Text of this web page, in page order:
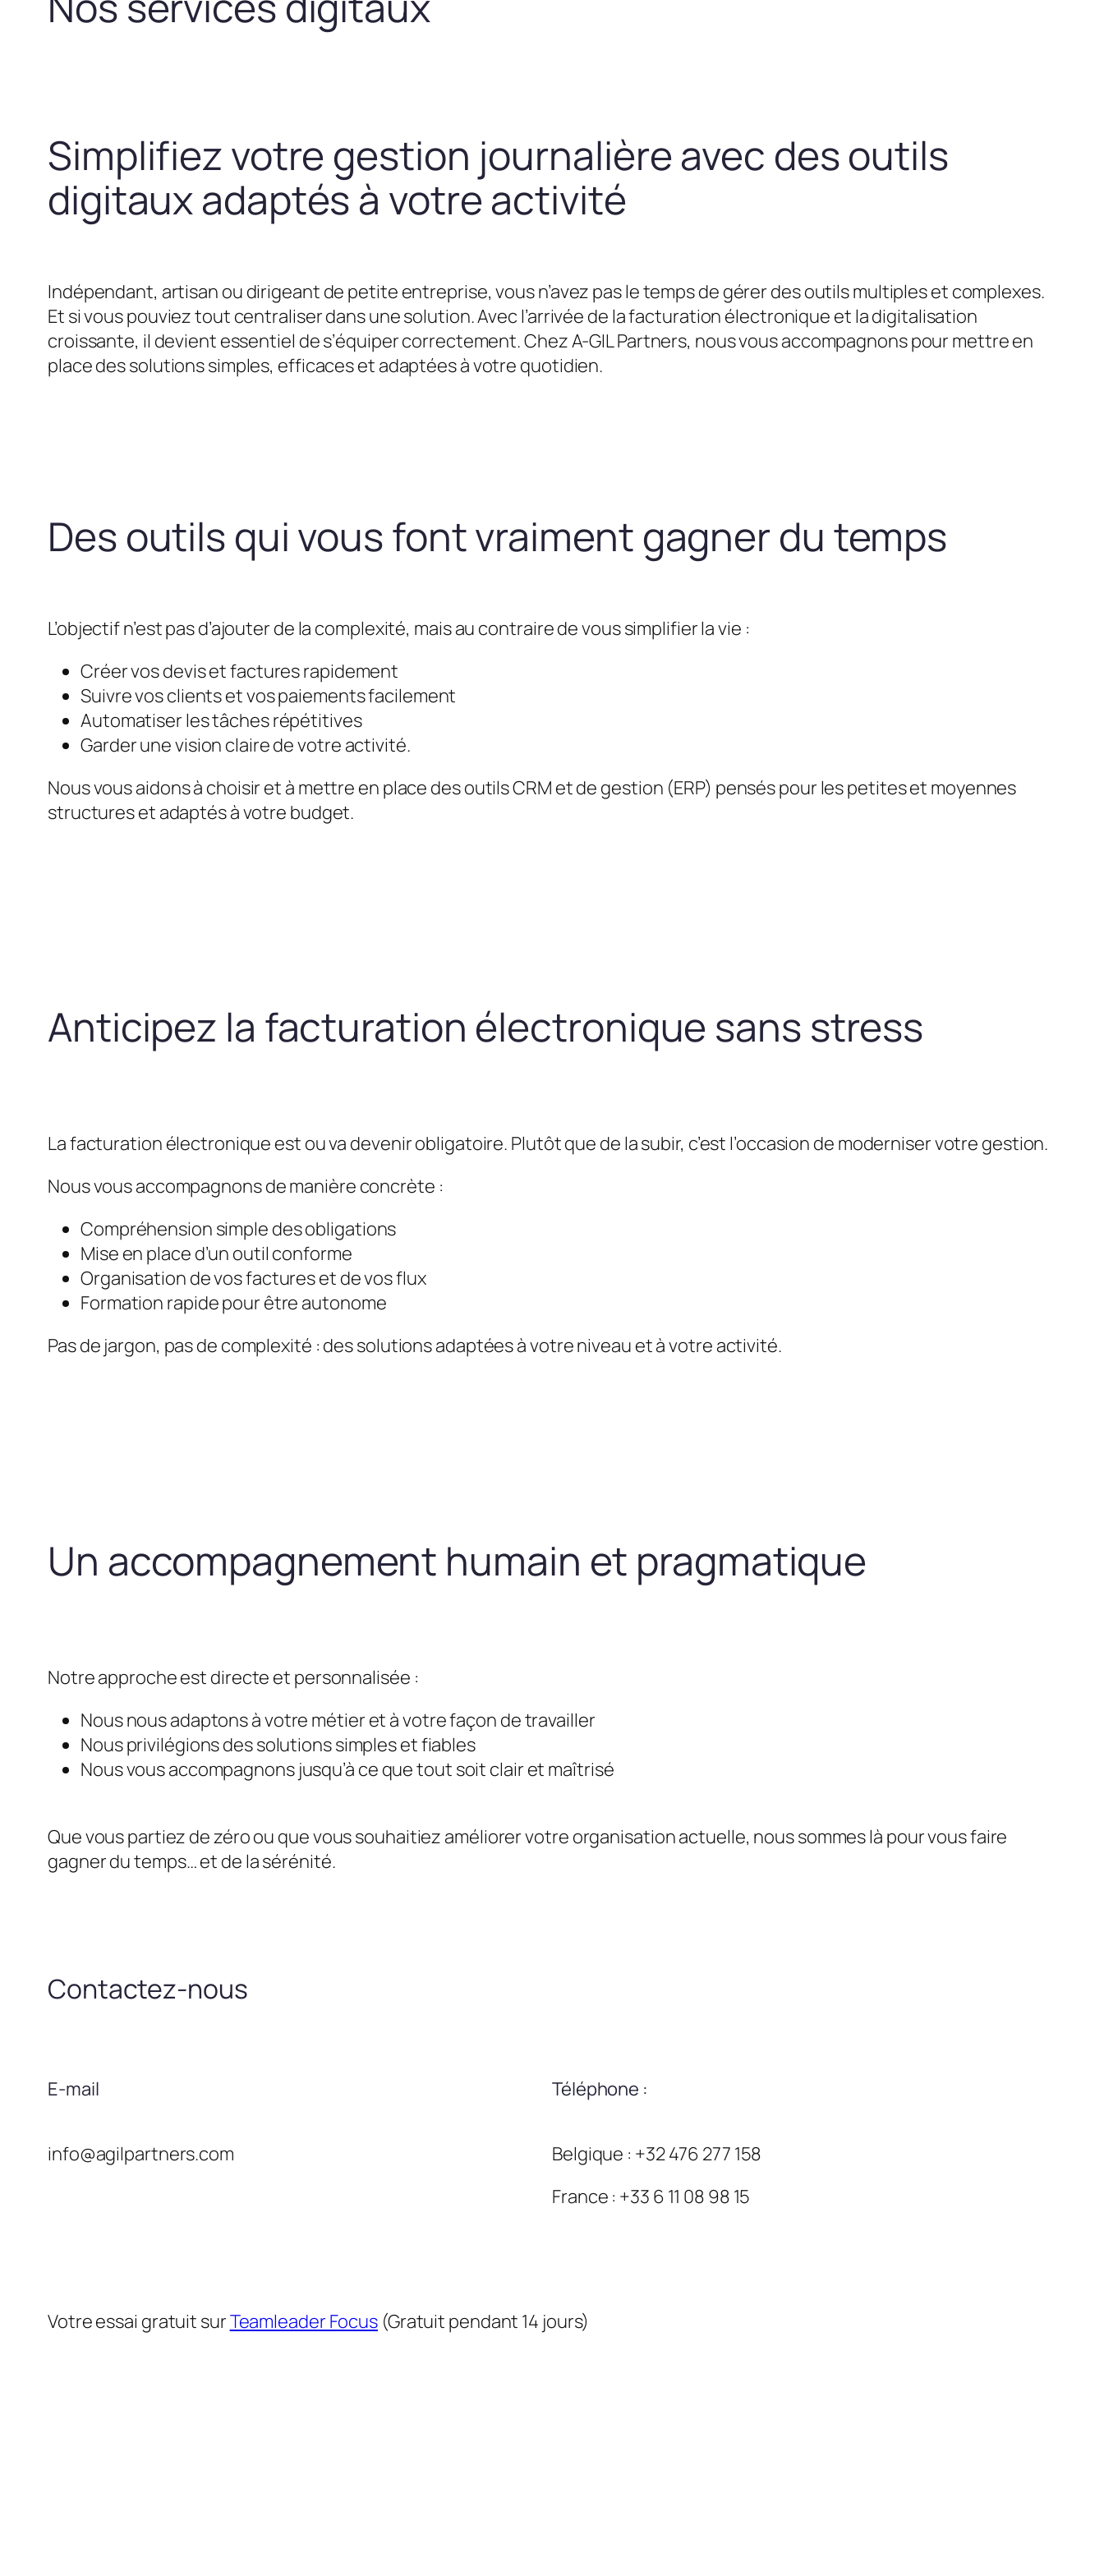
Simplifiez votre gestion journalière avec des outils
digitaux adaptés à votre activité
Indépendant, artisan ou dirigeant de petite entreprise, vous n’avez pas le temps de gérer des outils multiples et complexes.
Et si vous pouviez tout centraliser dans une solution. Avec l’arrivée de la facturation électronique et la digitalisation
croissante, il devient essentiel de s’équiper correctement. Chez A-GIL Partners, nous vous accompagnons pour mettre en
place des solutions simples, efficaces et adaptées à votre quotidien.
Des outils qui vous font vraiment gagner du temps
L’objectif n’est pas d’ajouter de la complexité, mais au contraire de vous simplifier la vie :
Créer vos devis et factures rapidement
Suivre vos clients et vos paiements facilement
Automatiser les tâches répétitives
Garder une vision claire de votre activité.
Nous vous aidons à choisir et à mettre en place des outils CRM et de gestion (ERP) pensés pour les petites et moyennes
structures et adaptés à votre budget.
Anticipez la facturation électronique sans stress
La facturation électronique est ou va devenir obligatoire. Plutôt que de la subir, c’est l’occasion de moderniser votre gestion.
Nous vous accompagnons de manière concrète :
Compréhension simple des obligations
Mise en place d’un outil conforme
Organisation de vos factures et de vos flux
Formation rapide pour être autonome
Pas de jargon, pas de complexité : des solutions adaptées à votre niveau et à votre activité.
Un accompagnement humain et pragmatique
Notre approche est directe et personnalisée :
Nous nous adaptons à votre métier et à votre façon de travailler
Nous privilégions des solutions simples et fiables
Nous vous accompagnons jusqu’à ce que tout soit clair et maîtrisé
Que vous partiez de zéro ou que vous souhaitiez améliorer votre organisation actuelle, nous sommes là pour vous faire
gagner du temps… et de la sérénité.
Contactez-nous
E-mail
info@agilpartners.com
Téléphone :
Belgique : +32 476 277 158
France : +33 6 11 08 98 15
Votre essai gratuit surTeamleader Focus (Gratuit pendant 14 jours)